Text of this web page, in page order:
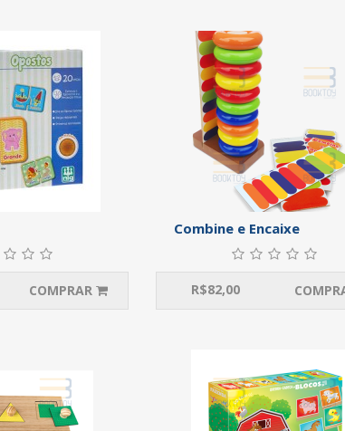
COMPRAR
Combine e Encaixe
R$82,00